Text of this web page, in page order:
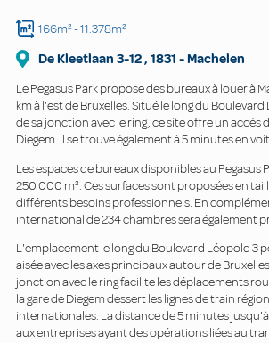
166m²- 11.378m²
De Kleetlaan 3-12, 1831 -Machelen
Le Pegasus Park propose des bureaux à louer à
km à l'est de Bruxelles. Situé le long du
de sa jonction avec le ring, ce site offre un accès
Diegem. Il se trouve également à 5 minutes en
Les espaces de bureaux disponibles au Pegasus
250 000 m². Ces surfaces sont proposées en
différents besoins professionnels. En
international de 234 chambres sera également
L'emplacement le long du Boulevard Léopold 3
aisée avec les axes principaux autour de
jonction avec le ring facilite les déplacements
la gare de Diegem dessert les lignes de train
internationales. La distance de 5 minutes
aux entreprises ayant des opérations liées au